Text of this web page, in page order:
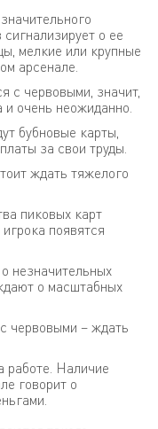
о ее
мелкие или крупные
арсенале.
с червовыми, значит,
и очень неожиданно.
бубновые карты,
за свои труды.
ждать тяжелого
пиковых карт
появятся
незначительных
о масштабных
червовыми – ждать
работе. Наличие
говорит о